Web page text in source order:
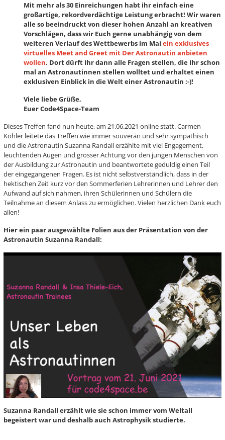
Mit mehr als 30 Einreichungen habt ihr einfach eine
großartige, rekordverdächtige Leistung erbracht! Wir waren
alle so beeindruckt von dieser hohen Anzahl an kreativen
Vorschlägen, dass wir Euch gerne unabhängig von dem
weiteren Verlauf des Wettbewerbs im Maiein exklusives
virtuelles Meet and Greet mit Der Astronautin anbieten
wollen. Dort dürft Ihr dann alle Fragen stellen, die Ihr schon
mal an Astronautinnen stellen wolltet und erhaltet einen
exklusiven Einblick in die Welt einer Astronautin :-)!
Viele liebe Grüße,
Euer Code4Space-Team
Dieses Treffen fand nun heute, am 21.06.2021 online statt. Carmen
Köhler leitete das Treffen wie immer souverän und sehr sympathisch
und die Astronautin Suzanna Randall erzählte mit viel Engagement,
leuchtenden Augen und grosser Achtung vor den jungen Menschen von
der Ausbildung zur Astronautin und beantwortete geduldig einen Teil
der eingegangenen Fragen. Es ist nicht selbstverständlich, dass in der
hektischen Zeit kurz vor den Sommerferien Lehrerinnen und Lehrer den
Aufwand auf sich nahmen, ihren Schülerinnen und Schülern die
Teilnahme an diesem Anlass zu ermöglichen. Vielen herzlichen Dank euch
allen!
Hier ein paar ausgewählte Folien aus der Präsentation von der
Astronautin Suzanna Randall:
Suzanna Randall erzählt wie sie schon immer vom Weltall
begeistert war und deshalb auch Astrophysik studierte.